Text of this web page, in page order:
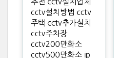
cctv설치방법 cctv
주택 cctv추가설치
cctv주차장
cctv200만화소
cctv500만화소 ip